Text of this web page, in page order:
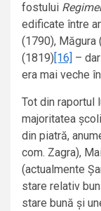
fostului
edificate între
(1790), Măgura
(1819) [16] –
era mai veche
Tot din raportul
majoritatea
din piatră,
com. Zagra),
(actualmente
stare relativ
stare bună și